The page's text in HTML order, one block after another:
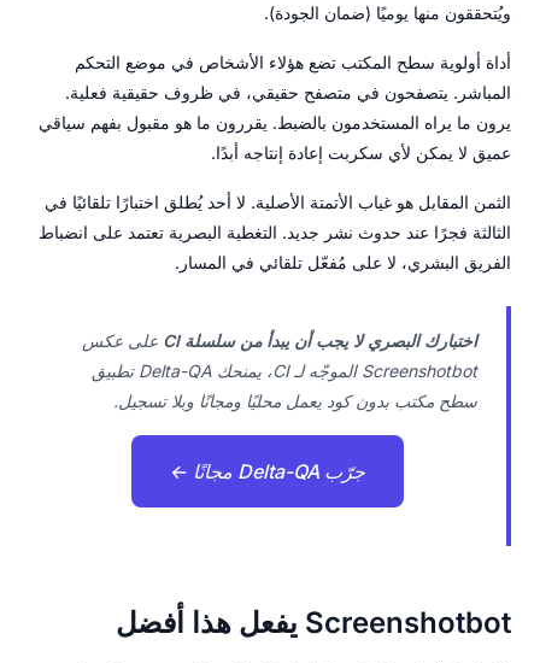
ويُتحققون منها يوميًا (ضمان الجودة).
أداة أولوية سطح المكتب تضع هؤلاء الأشخاص في موضع التحكم
المباشر. يتصفحون في متصفح حقيقي، في ظروف حقيقية فعلية.
يرون ما يراه المستخدمون بالضبط. يقررون ما هو مقبول بفهم سياقي
عميق لا يمكن لأي سكربت إعادة إنتاجه أبدًا.
الثمن المقابل هو غياب الأتمتة الأصلية. لا أحد يُطلق اختبارًا تلقائيًا في
الثالثة فجرًا عند حدوث نشر جديد. التغطية البصرية تعتمد على انضباط
الفريق البشري، لا على مُفعّل تلقائي في المسار.
اختبارك البصري لا يجب أن يبدأ من سلسلة CI
على عكس
Screenshotbot الموجّه لـ CI، يمنحك Delta-QA تطبيق
سطح مكتب بدون كود يعمل محليًا ومجانًا وبلا تسجيل.
جرّب Delta-QA مجانًا ←
Screenshotbot يفعل هذا أفضل